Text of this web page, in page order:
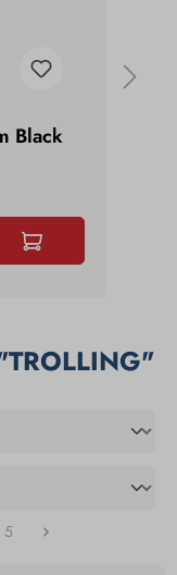
Black
5